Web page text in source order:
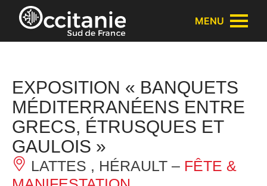
Panneau de gestion des cookies
MENU
EXPOSITION « BANQUETS
MÉDITERRANÉENS ENTRE
GRECS, ÉTRUSQUES ET
GAULOIS »
LATTES , HÉRAULT – FÊTE &